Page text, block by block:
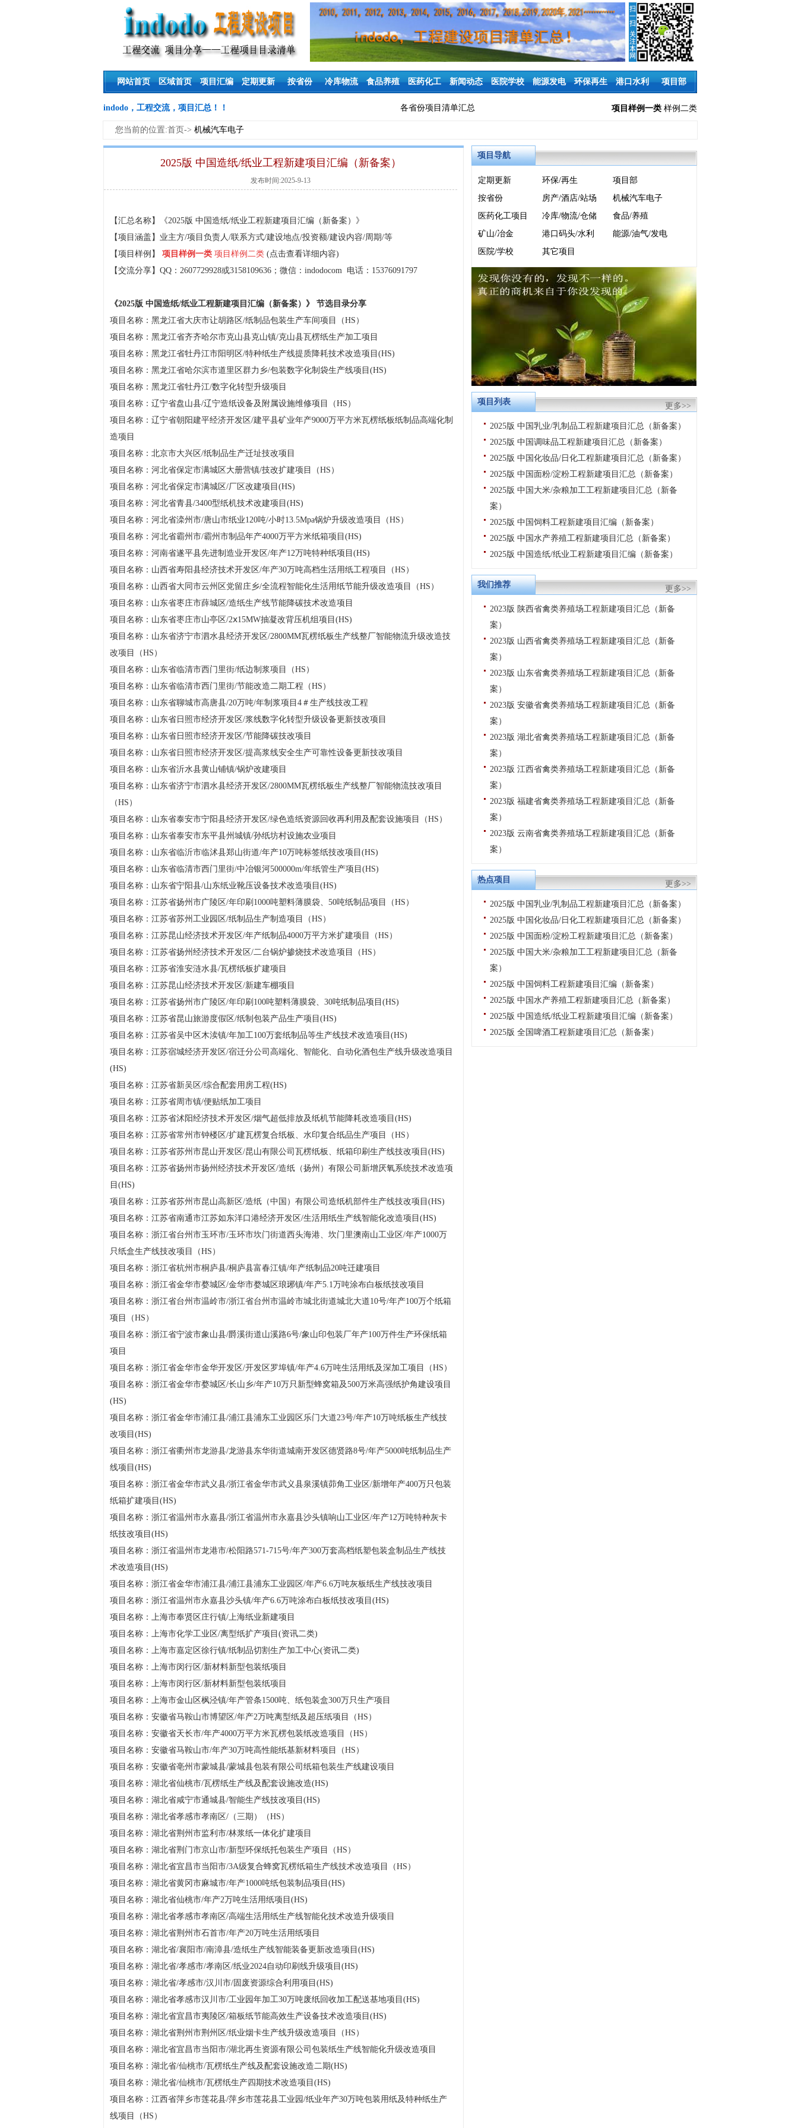
网站首页 区域首页 项目汇编 定期更新 按省份 冷库物流 食品养殖 医药化工 新闻动态 医院学校 能源发电 环保再生 港口水利 项目部
indodo，工程交流，项目汇总！！ 各省份项目清单汇总 项目样例一类 样例二类
您当前的位置:首页-> 机械汽车电子
2025版 中国造纸/纸业工程新建项目汇编（新备案）
发布时间:2025-9-13
【汇总名称】《2025版 中国造纸/纸业工程新建项目汇编（新备案）》
【项目涵盖】业主方/项目负责人/联系方式/建设地点/投资额/建设内容/周期/等
【项目样例】 项目样例一类 项目样例二类 (点击查看详细内容)
【交流分享】QQ：2607729928或3158109636；微信：indodocom 电话：15376091797
《2025版 中国造纸/纸业工程新建项目汇编（新备案） 》 节选目录分享
项目名称：黑龙江省大庆市让胡路区/纸制品包装生产车间项目（HS）
项目名称：黑龙江省齐齐哈尔市克山县克山镇/克山县瓦楞纸生产加工项目
项目名称：黑龙江省牡丹江市阳明区/特种纸生产线提质降耗技术改造项目(HS)
项目名称：黑龙江省哈尔滨市道里区群力乡/包装数字化制袋生产线项目(HS)
项目名称：黑龙江省牡丹江/数字化转型升级项目
项目名称：辽宁省盘山县/辽宁造纸设备及附属设施维修项目（HS）
项目名称：辽宁省朝阳建平经济开发区/建平县矿业年产9000万平方米瓦楞纸板纸制品高端化制
造项目
项目名称：北京市大兴区/纸制品生产迁址技改项目
项目名称：河北省保定市满城区大册营镇/技改扩建项目（HS）
项目名称：河北省保定市满城区/厂区改建项目(HS)
项目名称：河北省青县/3400型纸机技术改建项目(HS)
项目名称：河北省滦州市/唐山市纸业120吨/小时13.5Mpa锅炉升级改造项目（HS）
项目名称：河北省霸州市/霸州市制品年产4000万平方米纸箱项目(HS)
项目名称：河南省遂平县先进制造业开发区/年产12万吨特种纸项目(HS)
项目名称：山西省寿阳县经济技术开发区/年产30万吨高档生活用纸工程项目（HS）
项目名称：山西省大同市云州区党留庄乡/全流程智能化生活用纸节能升级改造项目（HS）
项目名称：山东省枣庄市薛城区/造纸生产线节能降碳技术改造项目
项目名称：山东省枣庄市山亭区/2ⅹ15MW抽凝改背压机组项目(HS)
项目名称：山东省济宁市泗水县经济开发区/2800MM瓦楞纸板生产线整厂智能物流升级改造技
改项目（HS）
项目名称：山东省临清市西门里街/纸边制浆项目（HS）
项目名称：山东省临清市西门里街/节能改造二期工程（HS）
项目名称：山东省聊城市高唐县/20万吨/年制浆项目4＃生产线技改工程
项目名称：山东省日照市经济开发区/浆线数字化转型升级设备更新技改项目
项目名称：山东省日照市经济开发区/节能降碳技改项目
项目名称：山东省日照市经济开发区/提高浆线安全生产可靠性设备更新技改项目
项目名称：山东省沂水县黄山铺镇/锅炉改建项目
项目名称：山东省济宁市泗水县经济开发区/2800MM瓦楞纸板生产线整厂智能物流技改项目
（HS）
项目名称：山东省泰安市宁阳县经济开发区/绿色造纸资源回收再利用及配套设施项目（HS）
项目名称：山东省泰安市东平县州城镇/孙纸坊村设施农业项目
项目名称：山东省临沂市临沭县郑山街道/年产10万吨标签纸技改项目(HS)
项目名称：山东省临清市西门里街/中冶银河500000m/年纸管生产项目(HS)
项目名称：山东省宁阳县/山东纸业靴压设备技术改造项目(HS)
项目名称：江苏省扬州市广陵区/年印刷1000吨塑料薄膜袋、50吨纸制品项目（HS）
项目名称：江苏省苏州工业园区/纸制品生产制造项目（HS）
项目名称：江苏昆山经济技术开发区/年产纸制品4000万平方米扩建项目（HS）
项目名称：江苏省扬州经济技术开发区/二台锅炉掺烧技术改造项目（HS）
项目名称：江苏省淮安涟水县/瓦楞纸板扩建项目
项目名称：江苏昆山经济技术开发区/新建车棚项目
项目名称：江苏省扬州市广陵区/年印刷100吨塑料薄膜袋、30吨纸制品项目(HS)
项目名称：江苏省昆山旅游度假区/纸制包装产品生产项目(HS)
项目名称：江苏省吴中区木渎镇/年加工100万套纸制品等生产线技术改造项目(HS)
项目名称：江苏宿城经济开发区/宿迁分公司高端化、智能化、自动化酒包生产线升级改造项目
(HS)
项目名称：江苏省新吴区/综合配套用房工程(HS)
项目名称：江苏省周市镇/便贴纸加工项目
项目名称：江苏省沭阳经济技术开发区/烟气超低排放及纸机节能降耗改造项目(HS)
项目名称：江苏省常州市钟楼区/扩建瓦楞复合纸板、水印复合纸品生产项目（HS）
项目名称：江苏省苏州市昆山开发区/昆山有限公司瓦楞纸板、纸箱印刷生产线技改项目(HS)
项目名称：江苏省扬州市扬州经济技术开发区/造纸（扬州）有限公司新增厌氧系统技术改造项
目(HS)
项目名称：江苏省苏州市昆山高新区/造纸（中国）有限公司造纸机部件生产线技改项目(HS)
项目名称：江苏省南通市江苏如东洋口港经济开发区/生活用纸生产线智能化改造项目(HS)
项目名称：浙江省台州市玉环市/玉环市坎门街道西头海港、坎门里澳南山工业区/年产1000万
只纸盒生产线技改项目（HS）
项目名称：浙江省杭州市桐庐县/桐庐县富春江镇/年产纸制品20吨迁建项目
项目名称：浙江省金华市婺城区/金华市婺城区琅琊镇/年产5.1万吨涂布白板纸技改项目
项目名称：浙江省台州市温岭市/浙江省台州市温岭市城北街道城北大道10号/年产100万个纸箱
项目（HS）
项目名称：浙江省宁波市象山县/爵溪街道山溪路6号/象山印包装厂年产100万件生产环保纸箱
项目
项目名称：浙江省金华市金华开发区/开发区罗埠镇/年产4.6万吨生活用纸及深加工项目（HS）
项目名称：浙江省金华市婺城区/长山乡/年产10万只新型蜂窝箱及500万米高强纸护角建设项目
(HS)
项目名称：浙江省金华市浦江县/浦江县浦东工业园区乐门大道23号/年产10万吨纸板生产线技
改项目(HS)
项目名称：浙江省衢州市龙游县/龙游县东华街道城南开发区德贤路8号/年产5000吨纸制品生产
线项目(HS)
项目名称：浙江省金华市武义县/浙江省金华市武义县泉溪镇茆角工业区/新增年产400万只包装
纸箱扩建项目(HS)
项目名称：浙江省温州市永嘉县/浙江省温州市永嘉县沙头镇响山工业区/年产12万吨特种灰卡
纸技改项目(HS)
项目名称：浙江省温州市龙港市/松阳路571-715号/年产300万套高档纸塑包装盒制品生产线技
术改造项目(HS)
项目名称：浙江省金华市浦江县/浦江县浦东工业园区/年产6.6万吨灰板纸生产线技改项目
项目名称：浙江省温州市永嘉县沙头镇/年产6.6万吨涂布白板纸技改项目(HS)
项目名称：上海市奉贤区庄行镇/上海纸业新建项目
项目名称：上海市化学工业区/离型纸扩产项目(资讯二类)
项目名称：上海市嘉定区徐行镇/纸制品切割生产加工中心(资讯二类)
项目名称：上海市闵行区/新材料新型包装纸项目
项目名称：上海市闵行区/新材料新型包装纸项目
项目名称：上海市金山区枫泾镇/年产管条1500吨、纸包装盒300万只生产项目
项目名称：安徽省马鞍山市博望区/年产2万吨离型纸及超压纸项目（HS）
项目名称：安徽省天长市/年产4000万平方米瓦楞包装纸改造项目（HS）
项目名称：安徽省马鞍山市/年产30万吨高性能纸基新材料项目（HS）
项目名称：安徽省亳州市蒙城县/蒙城县包装有限公司纸箱包装生产线建设项目
项目名称：湖北省仙桃市/瓦楞纸生产线及配套设施改造(HS)
项目名称：湖北省咸宁市通城县/智能生产线技改项目(HS)
项目名称：湖北省孝感市孝南区/（三期）（HS）
项目名称：湖北省荆州市监利市/林浆纸一体化扩建项目
项目名称：湖北省荆门市京山市/新型环保纸托包装生产项目（HS）
项目名称：湖北省宜昌市当阳市/3A级复合蜂窝瓦楞纸箱生产线技术改造项目（HS）
项目名称：湖北省黄冈市麻城市/年产1000吨纸包装制品项目(HS)
项目名称：湖北省仙桃市/年产2万吨生活用纸项目(HS)
项目名称：湖北省孝感市孝南区/高端生活用纸生产线智能化技术改造升级项目
项目名称：湖北省荆州市石首市/年产20万吨生活用纸项目
项目名称：湖北省/襄阳市/南漳县/造纸生产线智能装备更新改造项目(HS)
项目名称：湖北省/孝感市/孝南区/纸业2024自动印刷线升级项目(HS)
项目名称：湖北省/孝感市/汉川市/固废资源综合利用项目(HS)
项目名称：湖北省孝感市汉川市/工业园年加工30万吨废纸回收加工配送基地项目(HS)
项目名称：湖北省宜昌市夷陵区/箱板纸节能高效生产设备技术改造项目(HS)
项目名称：湖北省荆州市荆州区/纸业烟卡生产线升级改造项目（HS）
项目名称：湖北省宜昌市当阳市/湖北再生资源有限公司包装纸生产线智能化升级改造项目
项目名称：湖北省/仙桃市/瓦楞纸生产线及配套设施改造二期(HS)
项目名称：湖北省/仙桃市/瓦楞纸生产四期技术改造项目(HS)
项目名称：江西省萍乡市莲花县/萍乡市莲花县工业园/纸业年产30万吨包装用纸及特种纸生产
线项目（HS）
项目导航
定期更新 环保/再生
项目部
按省份
房产/酒店/站场
机械汽车电子
医药化工项目
冷库/物流/仓储
食品/养殖
矿山/冶金
港口码头/水利
能源/油气/发电
医院/学校
其它项目
更多>>
项目列表
2025版 中国乳业/乳制品工程新建项目汇总（新备案）
2025版 中国调味品工程新建项目汇总（新备案）
2025版 中国化妆品/日化工程新建项目汇总（新备案）
2025版 中国面粉/淀粉工程新建项目汇总（新备案）
2025版 中国大米/杂粮加工工程新建项目汇总（新备
案）
2025版 中国饲料工程新建项目汇编（新备案）
2025版 中国水产养殖工程新建项目汇总（新备案）
2025版 中国造纸/纸业工程新建项目汇编（新备案）
更多>>
我们推荐
2023版 陕西省禽类养殖场工程新建项目汇总（新备
案）
2023版 山西省禽类养殖场工程新建项目汇总（新备
案）
2023版 山东省禽类养殖场工程新建项目汇总（新备
案）
2023版 安徽省禽类养殖场工程新建项目汇总（新备
案）
2023版 湖北省禽类养殖场工程新建项目汇总（新备
案）
2023版 江西省禽类养殖场工程新建项目汇总（新备
案）
2023版 福建省禽类养殖场工程新建项目汇总（新备
案）
2023版 云南省禽类养殖场工程新建项目汇总（新备
案）
更多>>
热点项目
2025版 中国乳业/乳制品工程新建项目汇总（新备案）
2025版 中国化妆品/日化工程新建项目汇总（新备案）
2025版 中国面粉/淀粉工程新建项目汇总（新备案）
2025版 中国大米/杂粮加工工程新建项目汇总（新备
案）
2025版 中国饲料工程新建项目汇编（新备案）
2025版 中国水产养殖工程新建项目汇总（新备案）
2025版 中国造纸/纸业工程新建项目汇编（新备案）
2025版 全国啤酒工程新建项目汇总（新备案）